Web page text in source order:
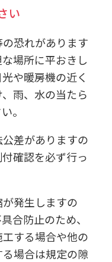
い
恐れがあります
場所に平おきし
や暖房機の近く
雨、水の当たら
。
差がありますの
確認を必ず行っ
発生しますの
合防止のため、
する場合や他の
場合は規定の隙